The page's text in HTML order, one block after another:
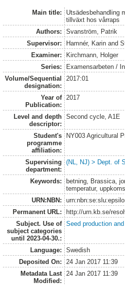
Main title:
Utsädesbehandling
tillväxt hos vårraps
Authors:
Svanström, Patrik
Supervisor:
Hamnér, Karin and
Examiner:
Kirchmann, Holger
Series:
Examensarbeten /
Volume/Sequential
designation:
2017:01
Year of
Publication:
2017
Level and depth
descriptor:
Second cycle, A1E
Student's
programme
affiliation:
NY003 Agricultural
Supervising
department:
(NL, NJ) > Dept. of
Keywords:
betning, Brassica,
temperatur,
URN:NBN:
Permanent URL:
http://urn.kb.se/
Subject. Use of
subject categories
until 2023-04-30.:
Seed production
Language:
Swedish
Deposited On:
24 Jan 2017 11:39
Metadata Last
Modified:
24 Jan 2017 11:39